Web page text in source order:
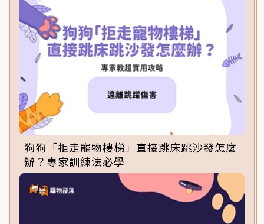
狗狗「拒走寵物樓梯」直接跳床跳沙發怎麼
辦？專家訓練法必學